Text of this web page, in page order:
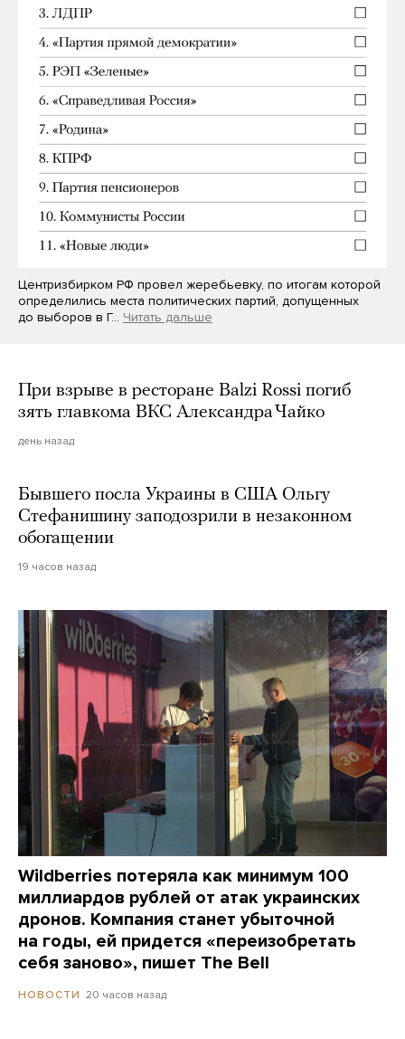
Центризбирком РФ провел жеребьевку, по итогам которой
определились места политических партий, допущенных
до выборов в Г… Читать дальше
При взрыве в ресторане Balzi Rossi погиб
зять главкома ВКС Александра Чайко
день назад
Бывшего посла Украины в США Ольгу
Стефанишину заподозрили в незаконном
обогащении
19 часов назад
Wildberries потеряла как минимум 100
миллиардов рублей от атак украинских
дронов. Компания станет убыточной
на годы, ей придется «переизобретать
себя заново», пишет The Bell
НОВОСТИ 20 часов назад